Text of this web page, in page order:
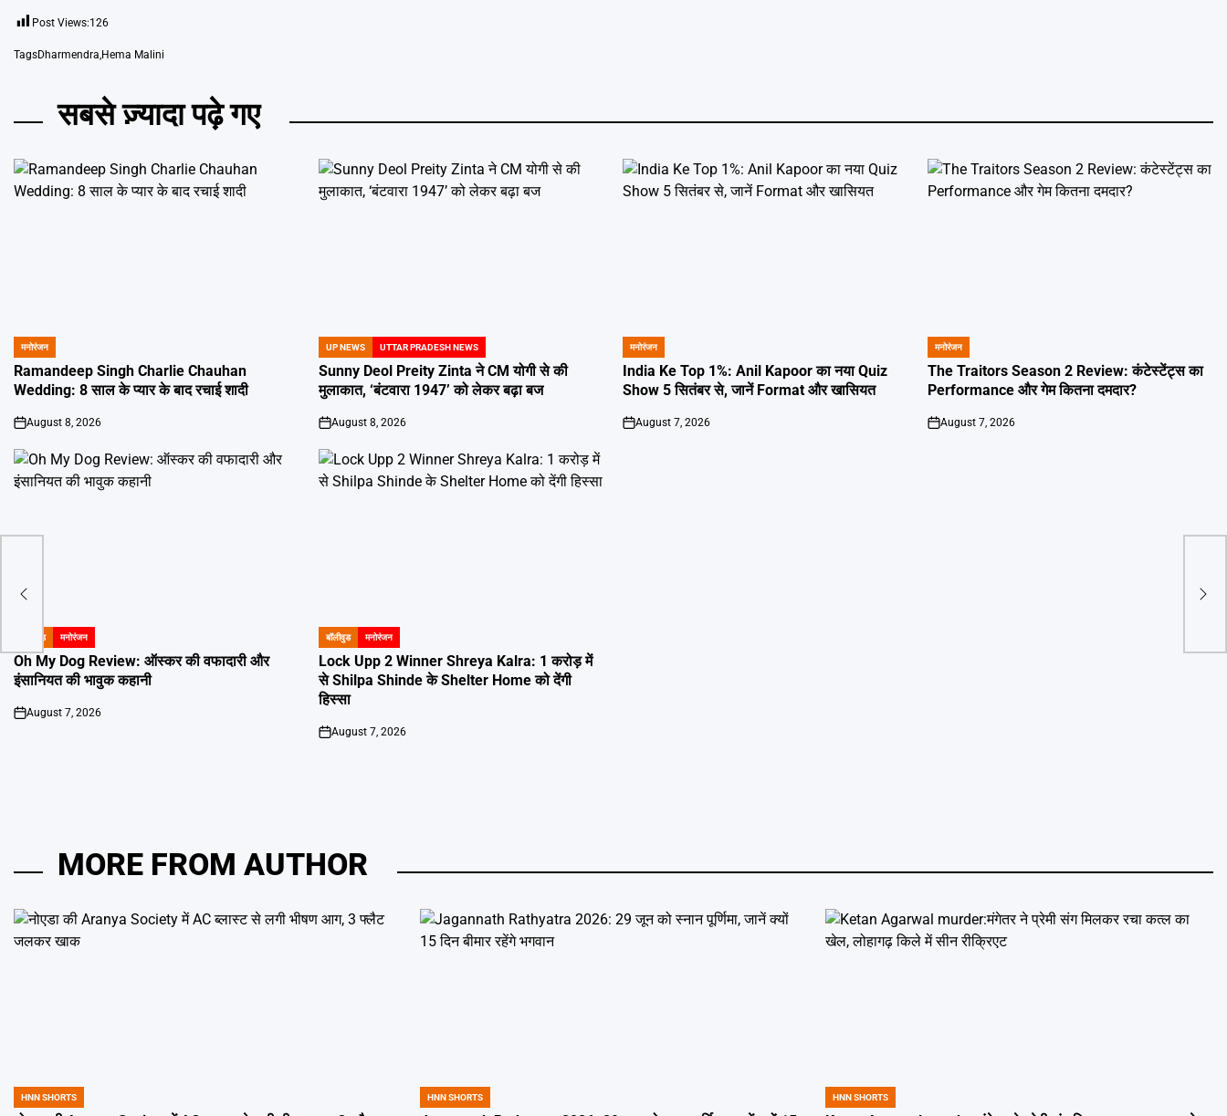
Post Views:126
TagsDharmendra,Hema Malini
सबसे ज़्यादा पढ़े गए
POSTED
IN
मनोरंजन
Ramandeep Singh Charlie Chauhan
Wedding: 8 साल के प्यार के बाद रचाई शादी
on
August 8, 2026
POSTED
IN
UP NEWS UTTAR PRADESH NEWS
Sunny Deol Preity Zinta ने CM योगी से की
मुलाकात, ‘बंटवारा 1947’ को लेकर बढ़ा बज
on
August 8, 2026
POSTED
IN
मनोरंजन
India Ke Top 1%: Anil Kapoor का नया Quiz
Show 5 सितंबर से, जानें Format और खासियत
on
August 7, 2026
POSTED
IN
मनोरंजन
The Traitors Season 2 Review: कंटेस्टेंट्स का
Performance और गेम कितना दमदार?
on
August 7, 2026
POSTED
IN
बॉलिवुड मनोरंजन
Oh My Dog Review: ऑस्कर की वफादारी और
इंसानियत की भावुक कहानी
on
August 7, 2026
POSTED
IN
बॉलीवुड मनोरंजन
Lock Upp 2 Winner Shreya Kalra: 1 करोड़ में
से Shilpa Shinde के Shelter Home को देंगी
हिस्सा
on
August 7, 2026
MORE FROM AUTHOR
POSTED
HNN SHORTS
POSTED
HNN SHORTS
POSTED
HNN SHORTS